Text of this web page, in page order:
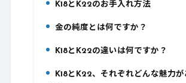
K18とK22のお手入れ方法
4.金の純度とは何ですか？
K18とK22の違いは何ですか？
6.K18とK22、それぞれどんな魅力